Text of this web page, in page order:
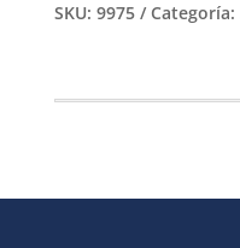
SKU: 9975 Categoría: